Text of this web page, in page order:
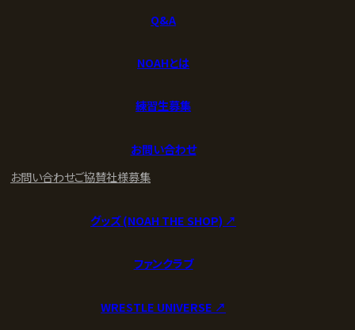
Q&A
NOAHとは
練習生募集
お問い合わせ
お問い合わせご協賛社様募集
グッズ (NOAH THE SHOP) ↗︎
ファンクラブ
WRESTLE UNIVERSE ↗︎